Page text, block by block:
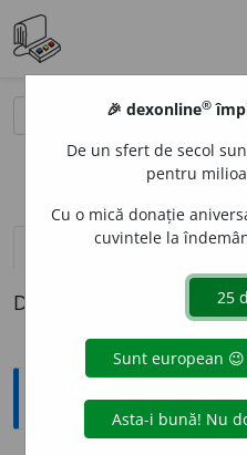
definiții (1) pronunțievolume_up
Definiția cu ID-ul 976827:
Sinonime
🎉 dexonline®
De un sfert de secol
pentru
Cu o mică donație
cuvintele la